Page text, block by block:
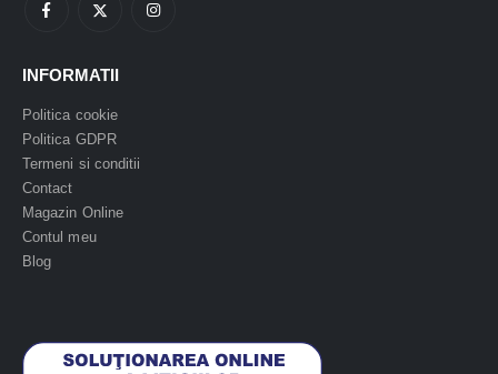
INFORMATII
Politica cookie
Politica GDPR
Termeni si conditii
Contact
Magazin Online
Contul meu
Blog